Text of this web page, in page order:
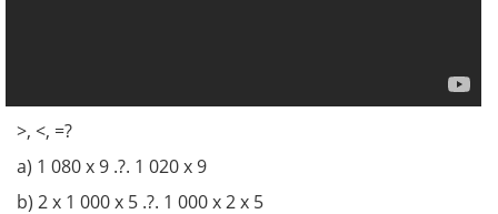
>, <, =?
a) 1 080 x 9 .?. 1 020 x 9
b) 2 x 1 000 x 5 .?. 1 000 x 2 x 5